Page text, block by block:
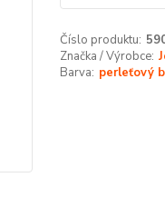
Číslo produktu:
Značka / Výrobce:
Barva: perleťový